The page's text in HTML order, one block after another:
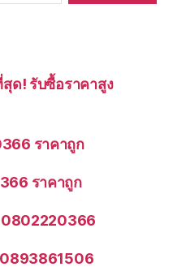
ด! รับซื้อราคาสูง
ราคาถูก
ราคาถูก
0802220366
0893861506